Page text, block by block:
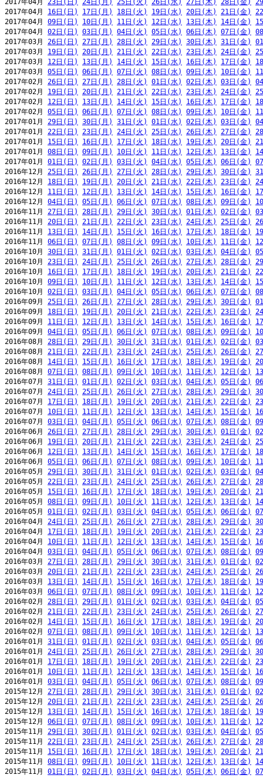
2017年04月 23日(日) 24日(月) 25日(火) 26日(水) 27日(木) 28日(金)
2017年04月 16日(日) 17日(月) 18日(火) 19日(水) 20日(木) 21日(金)
2017年04月 09日(日) 10日(月) 11日(火) 12日(水) 13日(木) 14日(金)
2017年04月 02日(日) 03日(月) 04日(火) 05日(水) 06日(木) 07日(金)
2017年03月 26日(日) 27日(月) 28日(火) 29日(水) 30日(木) 31日(金)
2017年03月 19日(日) 20日(月) 21日(火) 22日(水) 23日(木) 24日(金)
2017年03月 12日(日) 13日(月) 14日(火) 15日(水) 16日(木) 17日(金)
2017年03月 05日(日) 06日(月) 07日(火) 08日(水) 09日(木) 10日(金)
2017年02月 26日(日) 27日(月) 28日(火) 01日(水) 02日(木) 03日(金)
2017年02月 19日(日) 20日(月) 21日(火) 22日(水) 23日(木) 24日(金)
2017年02月 12日(日) 13日(月) 14日(火) 15日(水) 16日(木) 17日(金)
2017年02月 05日(日) 06日(月) 07日(火) 08日(水) 09日(木) 10日(金)
2017年01月 29日(日) 30日(月) 31日(火) 01日(水) 02日(木) 03日(金)
2017年01月 22日(日) 23日(月) 24日(火) 25日(水) 26日(木) 27日(金)
2017年01月 15日(日) 16日(月) 17日(火) 18日(水) 19日(木) 20日(金)
2017年01月 08日(日) 09日(月) 10日(火) 11日(水) 12日(木) 13日(金)
2017年01月 01日(日) 02日(月) 03日(火) 04日(水) 05日(木) 06日(金)
2016年12月 25日(日) 26日(月) 27日(火) 28日(水) 29日(木) 30日(金)
2016年12月 18日(日) 19日(月) 20日(火) 21日(水) 22日(木) 23日(金)
2016年12月 11日(日) 12日(月) 13日(火) 14日(水) 15日(木) 16日(金)
2016年12月 04日(日) 05日(月) 06日(火) 07日(水) 08日(木) 09日(金)
2016年11月 27日(日) 28日(月) 29日(火) 30日(水) 01日(木) 02日(金)
2016年11月 20日(日) 21日(月) 22日(火) 23日(水) 24日(木) 25日(金)
2016年11月 13日(日) 14日(月) 15日(火) 16日(水) 17日(木) 18日(金)
2016年11月 06日(日) 07日(月) 08日(火) 09日(水) 10日(木) 11日(金)
2016年10月 30日(日) 31日(月) 01日(火) 02日(水) 03日(木) 04日(金)
2016年10月 23日(日) 24日(月) 25日(火) 26日(水) 27日(木) 28日(金)
2016年10月 16日(日) 17日(月) 18日(火) 19日(水) 20日(木) 21日(金)
2016年10月 09日(日) 10日(月) 11日(火) 12日(水) 13日(木) 14日(金)
2016年10月 02日(日) 03日(月) 04日(火) 05日(水) 06日(木) 07日(金)
2016年09月 25日(日) 26日(月) 27日(火) 28日(水) 29日(木) 30日(金)
2016年09月 18日(日) 19日(月) 20日(火) 21日(水) 22日(木) 23日(金)
2016年09月 11日(日) 12日(月) 13日(火) 14日(水) 15日(木) 16日(金)
2016年09月 04日(日) 05日(月) 06日(火) 07日(水) 08日(木) 09日(金)
2016年08月 28日(日) 29日(月) 30日(火) 31日(水) 01日(木) 02日(金)
2016年08月 21日(日) 22日(月) 23日(火) 24日(水) 25日(木) 26日(金)
2016年08月 14日(日) 15日(月) 16日(火) 17日(水) 18日(木) 19日(金)
2016年08月 07日(日) 08日(月) 09日(火) 10日(水) 11日(木) 12日(金)
2016年07月 31日(日) 01日(月) 02日(火) 03日(水) 04日(木) 05日(金)
2016年07月 24日(日) 25日(月) 26日(火) 27日(水) 28日(木) 29日(金)
2016年07月 17日(日) 18日(月) 19日(火) 20日(水) 21日(木) 22日(金)
2016年07月 10日(日) 11日(月) 12日(火) 13日(水) 14日(木) 15日(金)
2016年07月 03日(日) 04日(月) 05日(火) 06日(水) 07日(木) 08日(金)
2016年06月 26日(日) 27日(月) 28日(火) 29日(水) 30日(木) 01日(金)
2016年06月 19日(日) 20日(月) 21日(火) 22日(水) 23日(木) 24日(金)
2016年06月 12日(日) 13日(月) 14日(火) 15日(水) 16日(木) 17日(金)
2016年06月 05日(日) 06日(月) 07日(火) 08日(水) 09日(木) 10日(金)
2016年05月 29日(日) 30日(月) 31日(火) 01日(水) 02日(木) 03日(金)
2016年05月 22日(日) 23日(月) 24日(火) 25日(水) 26日(木) 27日(金)
2016年05月 15日(日) 16日(月) 17日(火) 18日(水) 19日(木) 20日(金)
2016年05月 08日(日) 09日(月) 10日(火) 11日(水) 12日(木) 13日(金)
2016年05月 01日(日) 02日(月) 03日(火) 04日(水) 05日(木) 06日(金)
2016年04月 24日(日) 25日(月) 26日(火) 27日(水) 28日(木) 29日(金)
2016年04月 17日(日) 18日(月) 19日(火) 20日(水) 21日(木) 22日(金)
2016年04月 10日(日) 11日(月) 12日(火) 13日(水) 14日(木) 15日(金)
2016年04月 03日(日) 04日(月) 05日(火) 06日(水) 07日(木) 08日(金)
2016年03月 27日(日) 28日(月) 29日(火) 30日(水) 31日(木) 01日(金)
2016年03月 20日(日) 21日(月) 22日(火) 23日(水) 24日(木) 25日(金)
2016年03月 13日(日) 14日(月) 15日(火) 16日(水) 17日(木) 18日(金)
2016年03月 06日(日) 07日(月) 08日(火) 09日(水) 10日(木) 11日(金)
2016年02月 28日(日) 29日(月) 01日(火) 02日(水) 03日(木) 04日(金)
2016年02月 21日(日) 22日(月) 23日(火) 24日(水) 25日(木) 26日(金)
2016年02月 14日(日) 15日(月) 16日(火) 17日(水) 18日(木) 19日(金)
2016年02月 07日(日) 08日(月) 09日(火) 10日(水) 11日(木) 12日(金)
2016年01月 31日(日) 01日(月) 02日(火) 03日(水) 04日(木) 05日(金)
2016年01月 24日(日) 25日(月) 26日(火) 27日(水) 28日(木) 29日(金)
2016年01月 17日(日) 18日(月) 19日(火) 20日(水) 21日(木) 22日(金)
2016年01月 10日(日) 11日(月) 12日(火) 13日(水) 14日(木) 15日(金)
2016年01月 03日(日) 04日(月) 05日(火) 06日(水) 07日(木) 08日(金)
2015年12月 27日(日) 28日(月) 29日(火) 30日(水) 31日(木) 01日(金)
2015年12月 20日(日) 21日(月) 22日(火) 23日(水) 24日(木) 25日(金)
2015年12月 13日(日) 14日(月) 15日(火) 16日(水) 17日(木) 18日(金)
2015年12月 06日(日) 07日(月) 08日(火) 09日(水) 10日(木) 11日(金)
2015年11月 29日(日) 30日(月) 01日(火) 02日(水) 03日(木) 04日(金)
2015年11月 22日(日) 23日(月) 24日(火) 25日(水) 26日(木) 27日(金)
2015年11月 15日(日) 16日(月) 17日(火) 18日(水) 19日(木) 20日(金)
2015年11月 08日(日) 09日(月) 10日(火) 11日(水) 12日(木) 13日(金)
2015年11月 01日(日) 02日(月) 03日(火) 04日(水) 05日(木) 06日(金)